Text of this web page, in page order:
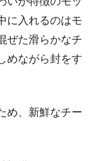
に入れるのはモ
ぜた滑らかなチ
めながら封をす
め、新鮮なチー